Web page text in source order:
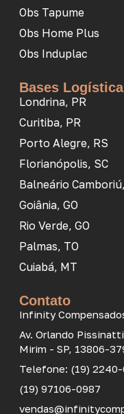
Obs Tapume
Obs Home Plus
Obs Induplac
Bases
Londrina, PR
Curitiba, PR
Porto Alegre, RS
Florianópolis, SC
Balneário
Goiânia, GO
Rio Verde, GO
Palmas, TO
Cuiabá, MT
Contato
Infinity
Av. Orlando
Mirim - SP, 13806-
Telefone: (19)
(19) 97106-0987